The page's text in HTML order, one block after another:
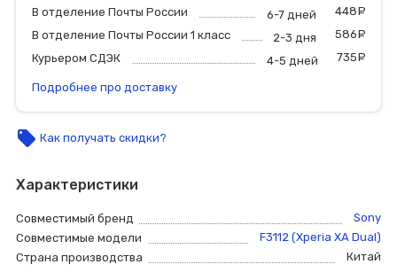
В отделение Почты России
6-7 дней 448
В отделение Почты России 1 класс
2-3 дня 586
Курьером СДЭК
4-5 дней 735
Подробнее про доставку
local_offer Как получать скидки?
Характеристики
Совместимый бренд
Sony
Совместимые модели
F3112 (Xperia XA Dual)
Страна производства
Китай